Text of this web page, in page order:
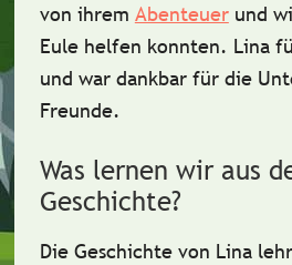
von ihrem Abenteuerund
Eule helfen konnten. Lina
und war dankbar für die
Freunde.
Was lernen wir aus
Geschichte?
Die Geschichte von Lina